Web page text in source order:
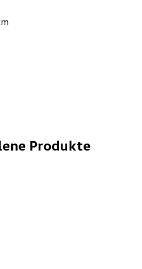
Produkte